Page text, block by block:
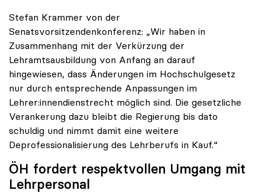
Stefan Krammer von der
Senatsvorsitzendenkonferenz: „Wir haben in
Zusammenhang mit der Verkürzung der
Lehramtsausbildung von Anfang an darauf
hingewiesen, dass Änderungen im Hochschulgesetz
nur durch entsprechende Anpassungen im
Lehrer:innendienstrecht möglich sind. Die gesetzliche
Verankerung dazu bleibt die Regierung bis dato
schuldig und nimmt damit eine weitere
Deprofessionalisierung des Lehrberufs in Kauf.“
ÖH fordert respektvollen Umgang mit
Lehrpersonal